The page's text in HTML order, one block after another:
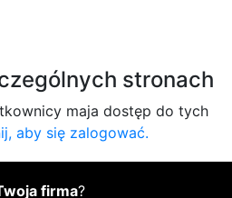
stronach
maja dostęp do tych
aby się zalogować.
firma?